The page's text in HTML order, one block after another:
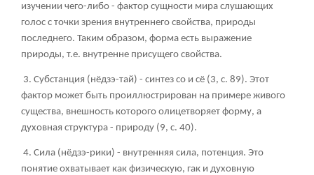
изучении чего-либо - фактор сущности мира слушающих
голос с точки зрения внутреннего свойства, природы
последнего. Таким образом, форма есть выражение
природы, т.е. внутренне присущего свойства.
3. Субстанция (нёдзэ-тай) - синтез со и сё (3, с. 89). Этот
фактор может быть проиллюстрирован на примере живого
существа, внешность которого олицетворяет форму, а
духовная структура - природу (9, с. 40).
4. Сила (нёдзэ-рики) - внутренняя сила, потенция. Это
понятие охватывает как физическую, гак и духовную